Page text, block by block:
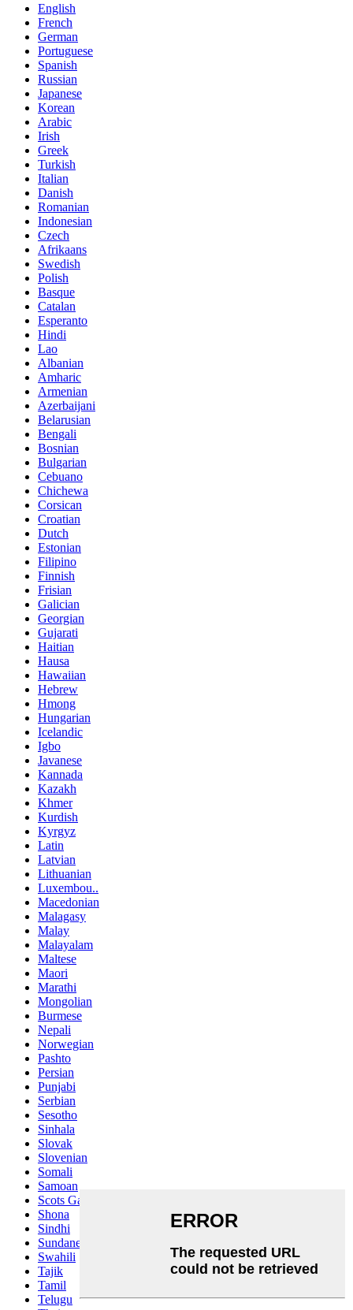
English
French
German
Portuguese
Spanish
Russian
Japanese
Korean
Arabic
Irish
Greek
Turkish
Italian
Danish
Romanian
Indonesian
Czech
Afrikaans
Swedish
Polish
Basque
Catalan
Esperanto
Hindi
Lao
Albanian
Amharic
Armenian
Azerbaijani
Belarusian
Bengali
Bosnian
Bulgarian
Cebuano
Chichewa
Corsican
Croatian
Dutch
Estonian
Filipino
Finnish
Frisian
Galician
Georgian
Gujarati
Haitian
Hausa
Hawaiian
Hebrew
Hmong
Hungarian
Icelandic
Igbo
Javanese
Kannada
Kazakh
Khmer
Kurdish
Kyrgyz
Latin
Latvian
Lithuanian
Luxembou..
Macedonian
Malagasy
Malay
Malayalam
Maltese
Maori
Marathi
Mongolian
Burmese
Nepali
Norwegian
Pashto
Persian
Punjabi
Serbian
Sesotho
Sinhala
Slovak
Slovenian
Somali
Samoan
Scots Gaelic
Shona
Sindhi
Sundanese
Swahili
Tajik
Tamil
Telugu